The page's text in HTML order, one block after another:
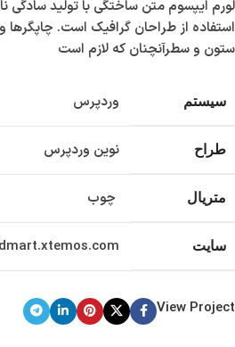
لورم ایپسوم متن ساختگی با تولید
استفاده از طراحان گرافیک است. چاپگرها
ستون و سطرآنچنان که لازم است
سیستم وردپرس
طراح نوین وردپرس
متریال چوب
سایت
View Project